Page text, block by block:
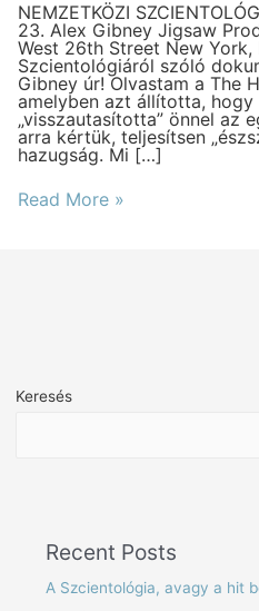
NEMZETKÖZI
23. Alex Gibney Jigsaw
West 26th Street New York,
Szcientológiáról szóló
Gibney úr! Olvastam a The
amelyben azt állította, hogy
„visszautasította” önnel az
arra kértük, teljesítsen
hazugság. Mi […]
Read More »
Keresés
Recent Posts
A Szcientológia, avagy a hit